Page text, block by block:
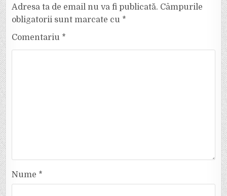
Adresa ta de email nu va fi publicată. Câmpurile
obligatorii sunt marcate cu *
Comentariu *
Nume *